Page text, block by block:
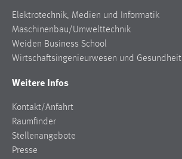
Elektrotechnik, Medien und Informatik
Maschinenbau/Umwelttechnik
Weiden Business School
Wirtschaftsingenieurwesen und Gesundheit
Weitere Infos
Kontakt/Anfahrt
Raumfinder
Stellenangebote
Presse